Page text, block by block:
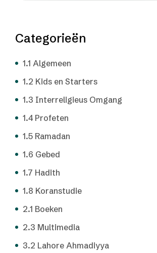
Categorieën
1.1 Algemeen
1.2 Kids en Starters
1.3 Interreligieus Omgang
1.4 Profeten
1.5 Ramadan
1.6 Gebed
1.7 Hadith
1.8 Koranstudie
2.1 Boeken
2.3 Multimedia
3.2 Lahore Ahmadiyya